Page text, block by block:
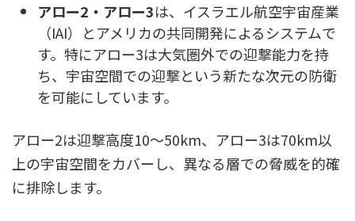
アロー2・アロー3は、イスラエル航空宇宙産業
（IAI）とアメリカの共同開発によるシステムで
す。特にアロー3は大気圏外での迎撃能力を持
ち、宇宙空間での迎撃という新たな次元の防衛
を可能にしています。
アロー2は迎撃高度10～50km、アロー3は70km以
上の宇宙空間をカバーし、異なる層での脅威を的確
に排除します。